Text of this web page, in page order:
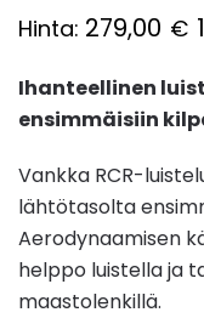
Hinta: 279,00 €
Ihanteellinen
ensimmäisiin
Vankka RCR-
lähtötasolta
Aerodynaamisen
helppo luistella ja
maastolenkillä.